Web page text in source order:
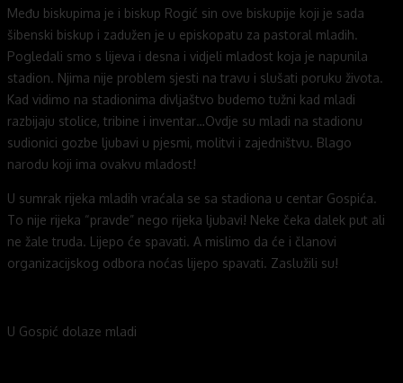
Među biskupima je i biskup Rogić sin ove biskupije koji je sada
šibenski biskup i zadužen je u episkopatu za pastoral mladih.
Pogledali smo s lijeva i desna i vidjeli mladost koja je napunila
stadion. Njima nije problem sjesti na travu i slušati poruku života.
Kad vidimo na stadionima divljaštvo budemo tužni kad mladi
razbijaju stolice, tribine i inventar…Ovdje su mladi na stadionu
sudionici gozbe ljubavi u pjesmi, molitvi i zajedništvu. Blago
narodu koji ima ovakvu mladost!
U sumrak rijeka mladih vraćala se sa stadiona u centar Gospića.
To nije rijeka “pravde” nego rijeka ljubavi! Neke čeka dalek put ali
ne žale truda. Lijepo će spavati. A mislimo da će i članovi
organizacijskog odbora noćas lijepo spavati. Zaslužili su!
U Gospić dolaze mladi